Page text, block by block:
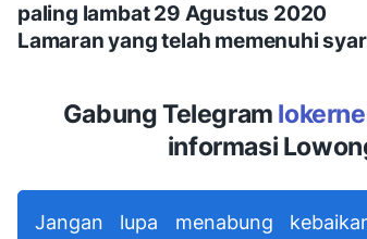
paling lambat 29 Agustus 2020
Lamaran yang telah memenuhi
Gabung Telegram
informasi
Jangan lupa menabung